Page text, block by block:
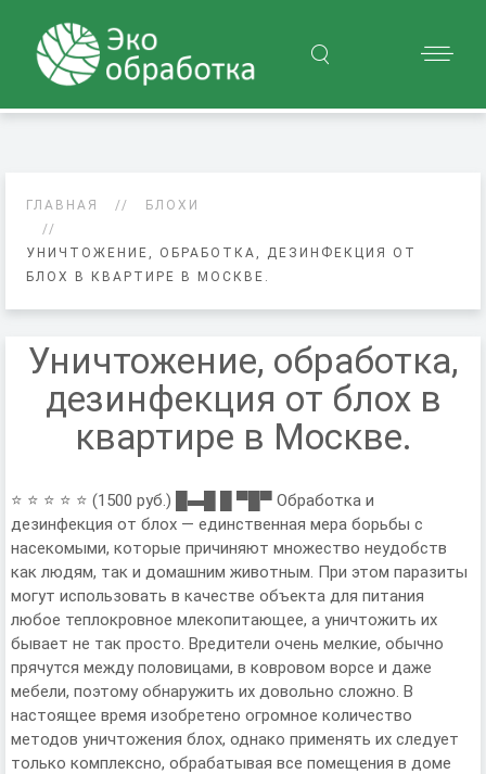
ГЛАВНАЯ БЛОХИ
УНИЧТОЖЕНИЕ, ОБРАБОТКА, ДЕЗИНФЕКЦИЯ ОТ
БЛОХ В КВАРТИРЕ В МОСКВЕ.
Уничтожение, обработка,
дезинфекция от блох в
квартире в Москве.
⭐ ⭐ ⭐ ⭐ ⭐ (1500 руб.) █▬█ █ ▀█▀ Обработка и
дезинфекция от блох — единственная мера борьбы с
насекомыми, которые причиняют множество неудобств
как людям, так и домашним животным. При этом паразиты
могут использовать в качестве объекта для питания
любое теплокровное млекопитающее, а уничтожить их
бывает не так просто. Вредители очень мелкие, обычно
прячутся между половицами, в ковровом ворсе и даже
мебели, поэтому обнаружить их довольно сложно. В
настоящее время изобретено огромное количество
методов уничтожения блох, однако применять их следует
только комплексно, обрабатывая все помещения в доме